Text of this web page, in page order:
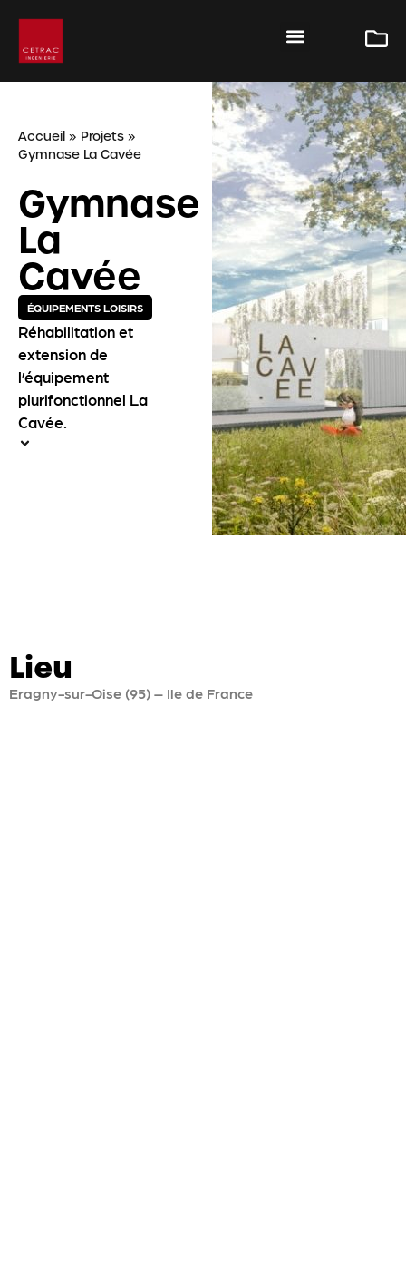
Accueil » Projets »
Gymnase La Cavée
Gymnase
La
Cavée
ÉQUIPEMENTS LOISIRS
Réhabilitation et
extension de
l’équipement
plurifonctionnel La
Cavée.
Lieu
Eragny-sur-Oise (95) – Ile de France